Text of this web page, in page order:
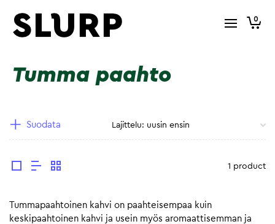
0
Tumma paahto
Suodata
1 product
Tummapaahtoinen kahvi on paahteisempaa kuin
keskipaahtoinen kahvi ja usein myös aromaattisemman ja